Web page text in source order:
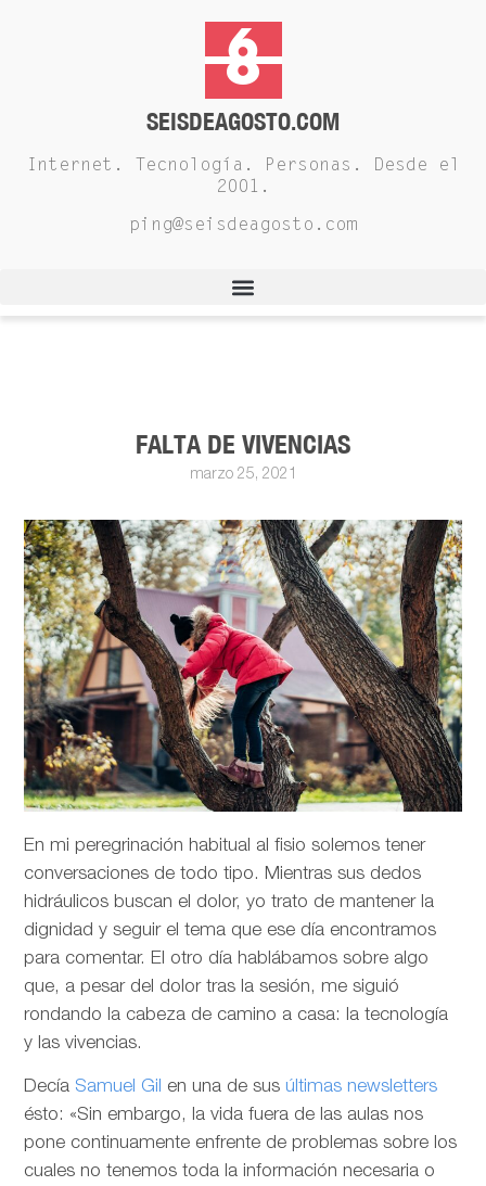
SEISDEAGOSTO.COM
Internet. Tecnología. Personas. Desde el
2001.
ping@seisdeagosto.com
FALTA DE VIVENCIAS
marzo 25, 2021
En mi peregrinación habitual al fisio solemos tener
conversaciones de todo tipo. Mientras sus dedos
hidráulicos buscan el dolor, yo trato de mantener la
dignidad y seguir el tema que ese día encontramos
para comentar. El otro día hablábamos sobre algo
que, a pesar del dolor tras la sesión, me siguió
rondando la cabeza de camino a casa: la tecnología
y las vivencias.
Decía Samuel Gil en una de sus últimas newsletters
ésto: «Sin embargo, la vida fuera de las aulas nos
pone continuamente enfrente de problemas sobre los
cuales no tenemos toda la información necesaria o